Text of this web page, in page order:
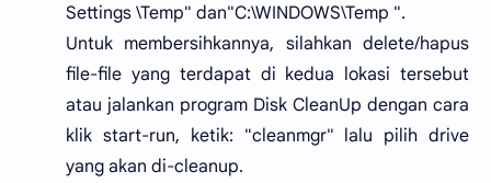
Settings \Temp" dan"C:\WINDOWS\Temp ".
Untuk membersihkannya, silahkan delete/hapus
file-file yang terdapat di kedua lokasi tersebut
atau jalankan program Disk CleanUp dengan cara
klik start-run, ketik: "cleanmgr" lalu pilih drive
yang akan di-cleanup.